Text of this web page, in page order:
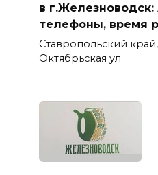
в г.Железноводск:
телефоны, время
Ставропольский
Октябрьская ул.